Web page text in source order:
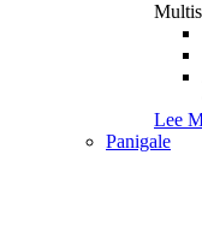
Lee
Panigale